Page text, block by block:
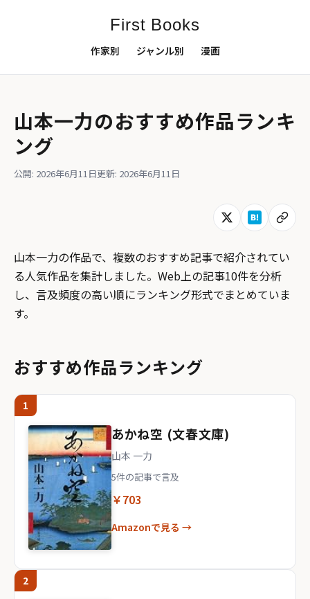
First Books
作家別 ジャンル別 漫画
山本一力のおすすめ作品ランキ
ング
公開: 2026年6月11日更新: 2026年6月11日
山本一力の作品で、複数のおすすめ記事で紹介されてい
る人気作品を集計しました。Web上の記事10件を分析
し、言及頻度の高い順にランキング形式でまとめていま
す。
おすすめ作品ランキング
1
あかね空 (文春文庫)
山本 一力
5件の記事で言及
￥703
Amazonで見る →
2